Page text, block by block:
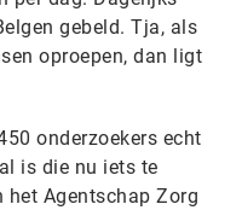
gebeld. Tja, als
oproepen, dan ligt
onderzoekers echt
is die nu iets te
het Agentschap Zorg